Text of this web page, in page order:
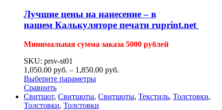
Лучшие цены на нанесение – в
нашем Калькуляторе печати ruprint.net
Минимальная сумма заказа 5000 рублей
SKU: prsv-st01
1,050.00 руб. – 1,850.00 руб.
Выберите параметры
Сравнить
Свитшот, Свитшоты, Свитшоты, Текстиль, Толстовки,
Толстовки, Толстовки